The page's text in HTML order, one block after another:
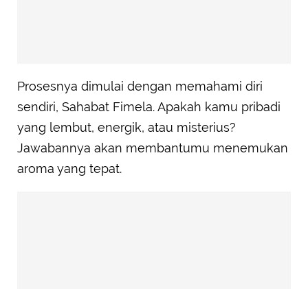
Prosesnya dimulai dengan memahami diri
sendiri, Sahabat Fimela. Apakah kamu pribadi
yang lembut, energik, atau misterius?
Jawabannya akan membantumu menemukan
aroma yang tepat.